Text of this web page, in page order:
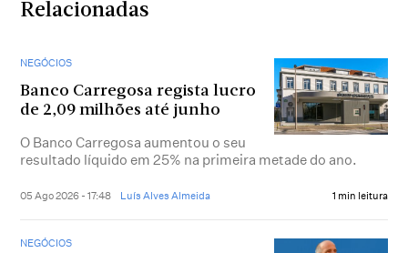
Relacionadas
NEGÓCIOS
Banco Carregosa regista lucro
de 2,09 milhões até junho
O Banco Carregosa aumentou o seu
resultado líquido em 25% na primeira metade do ano.
05 Ago 2026 - 17:48 Luís Alves Almeida 1 min leitura
NEGÓCIOS